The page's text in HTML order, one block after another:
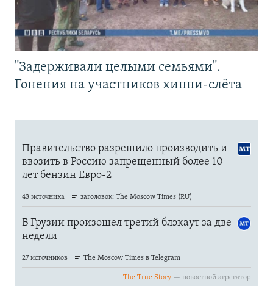
"Задерживали целыми семьями".
Гонения на участников хиппи-слёта